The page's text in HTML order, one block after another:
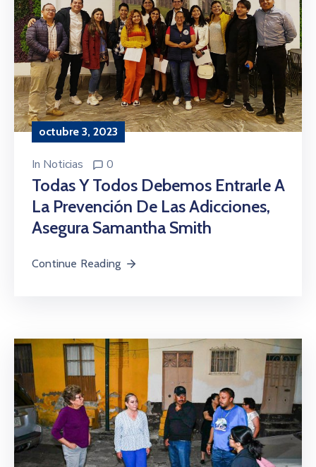
octubre 3, 2023
In Noticias 0
Todas Y Todos Debemos Entrarle A
La Prevención De Las Adicciones,
Asegura Samantha Smith
Continue Reading